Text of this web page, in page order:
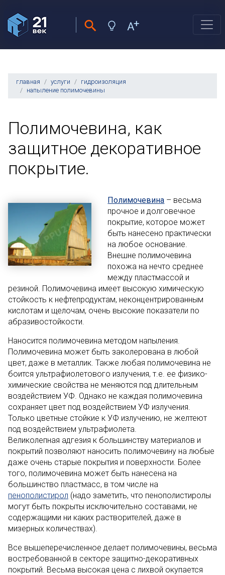
главная услуги
гидроизоляция
напыление полимочевины
Полимочевина, как
защитное декоративное
покрытие.
Полимочевина – весьма
прочное и долговечное
покрытие, которое может
быть нанесено практически
на любое основание.
Внешне полимочевина
похожа на нечто среднее
между пластмассой и
резиной. Полимочевина имеет высокую химическую
стойкость к нефтепродуктам, неконцентрированным
кислотам и щелочам, очень высокие показатели по
абразивостойкости.
Наносится полимочевина методом напыления.
Полимочевина может быть заколерована в любой
цвет, даже в металлик. Также любая полимочевина не
боится ультрафиолетового излучения, т.е. ее физико-
химические свойства не меняются под длительным
воздействием УФ. Однако не каждая полимочевина
сохраняет цвет под воздействием УФ излучения.
Только цветные стойкие к УФ излучению, не желтеют
под воздействием ультрафиолета.
Великолепная адгезия к большинству материалов и
покрытий позволяют наносить полимочевину на любые
даже очень старые покрытия и поверхности. Более
того, полимочевина может быть нанесена на
большинство пластмасс, в том числе на
пенополистирол (надо заметить, что пенополистиролы
могут быть покрыты исключительно составами, не
содержащими ни каких растворителей, даже в
мизерных количествах).
Все вышеперечисленное делает полимочевины, весьма
востребованной в секторе защитно-декоративных
покрытий. Весьма высокая цена с лихвой окупается